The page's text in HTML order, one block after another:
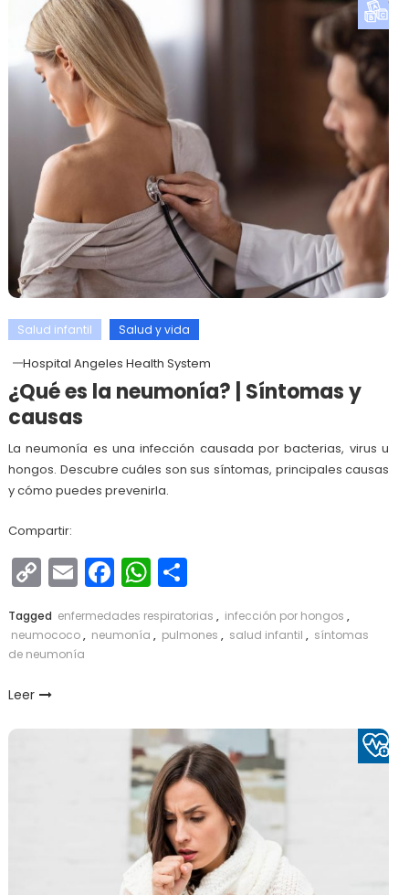
Salud infantil Salud y vida
Hospital Angeles Health System
¿Qué es la neumonía? | Síntomas y
causas
La neumonía es una infección causada por bacterias, virus u
hongos. Descubre cuáles son sus síntomas, principales causas
y cómo puedes prevenirla.
Compartir:
Copy
Link
EmailFacebook
WhatsApp
Compartir
Tagged enfermedades respiratorias , infección por hongos ,
neumococo, neumonía , pulmones , salud infantil , síntomas
de neumonía
Leer